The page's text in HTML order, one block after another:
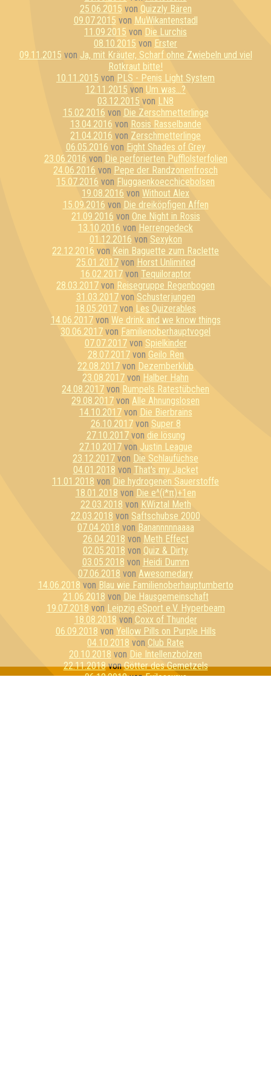
25.06.2015 von Quizzly Bären
09.07.2015 von MuWikantenstadl
11.09.2015 von Die Lurchis
08.10.2015 von Erster
09.11.2015 von Ja, mit Kräuter, Scharf ohne Zwiebeln und viel
Rotkraut bitte!
10.11.2015 von PLS - Penis Light System
12.11.2015 von Um was...?
03.12.2015 von LN8
15.02.2016 von Die Zerschmetterlinge
13.04.2016 von Rosis Rasselbande
21.04.2016 von Zerschmetterlinge
06.05.2016 von Eight Shades of Grey
23.06.2016 von Die perforierten Pufflolsterfolien
24.06.2016 von Pepe der Randzonenfrosch
15.07.2016 von Fluggaenkoecchicebolsen
19.08.2016 von Without Alex
15.09.2016 von Die dreiköpfigen Affen
21.09.2016 von One Night in Rosis
13.10.2016 von Herrengedeck
01.12.2016 von Sexykon
22.12.2016 von Kein Baguette zum Raclette
25.01.2017von Horst Unlimited
16.02.2017von Tequiloraptor
28.03.2017 von Reisegruppe Regenbogen
31.03.2017von Schusterjungen
18.05.2017 von Les Quizerables
14.06.2017von We drink and we know things
30.06.2017 von Familienoberhauptvogel
07.07.2017von Spielkinder
28.07.2017von Geilo Ren
22.08.2017 von Dezemberklub
23.08.2017 von Halber Hahn
24.08.2017 von Rumpels Ratestübchen
29.08.2017 von Alle Ahnungslosen
14.10.2017von Die Bierbrains
26.10.2017von Super 8
27.10.2017von die lösung
27.10.2017von Justin League
23.12.2017 von Die Schlaufüchse
04.01.2018 von That's my Jacket
11.01.2018 von Die hydrogenen Sauerstoffe
18.01.2018 von Die e^(i*π)+1en
22.03.2018 von KWiztal Meth
22.03.2018 von Saftschubse 2000
07.04.2018 von Banannnnnaaaa
26.04.2018 von Meth Effect
02.05.2018 von Quiz & Dirty
03.05.2018 von Heidi Dumm
07.06.2018 von Awesomedary
14.06.2018 von Blau wie Familienoberhauptumberto
21.06.2018 von Die Hausgemeinschaft
19.07.2018 von Leipzig eSport e.V. Hyperbeam
18.08.2018 von Coxx of Thunder
06.09.2018 von Yellow Pills on Purple Hills
04.10.2018 von Club Rate
20.10.2018 von Die Intellenzbolzen
22.11.2018vonGötter des Gemetzels
06.12.2018vonExilosaurus